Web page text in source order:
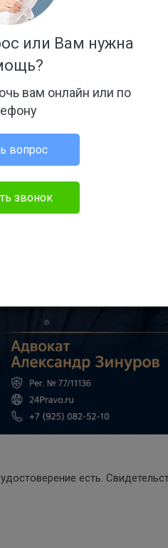
есть.
или Вам нужна
вам онлайн или по
вопрос
звонок